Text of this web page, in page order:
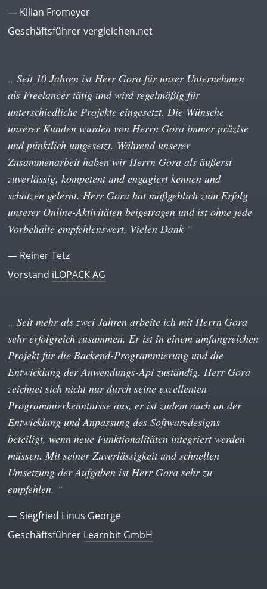
— Kilian Fromeyer
Geschäftsführervergleichen.net
Seit 10 Jahren ist Herr Gora für unser Unternehmen
als Freelancer tätig und wird regelmäßig für
unterschiedliche Projekte eingesetzt. Die Wünsche
unserer Kunden wurden von Herrn Gora immer präzise
und pünktlich umgesetzt. Während unserer
Zusammenarbeit haben wir Herrn Gora als äußerst
zuverlässig, kompetent und engagiert kennen und
schätzen gelernt. Herr Gora hat maßgeblich zum Erfolg
unserer Online-Aktivitäten beigetragen und ist ohne jede
Vorbehalte empfehlenswert. Vielen Dank
— Reiner Tetz
Vorstand iLOPACK AG
Seit mehr als zwei Jahren arbeite ich mit Herrn Gora
sehr erfolgreich zusammen. Er ist in einem umfangreichen
Projekt für die Backend-Programmierung und die
Entwicklung der Anwendungs-Api zuständig. Herr Gora
zeichnet sich nicht nur durch seine exzellenten
Programmierkenntnisse aus, er ist zudem auch an der
Entwicklung und Anpassung des Softwaredesigns
beteiligt, wenn neue Funktionalitäten integriert werden
müssen. Mit seiner Zuverlässigkeit und schnellen
Umsetzung der Aufgaben ist Herr Gora sehr zu
empfehlen.
— Siegfried Linus George
Geschäftsführer Learnbit GmbH